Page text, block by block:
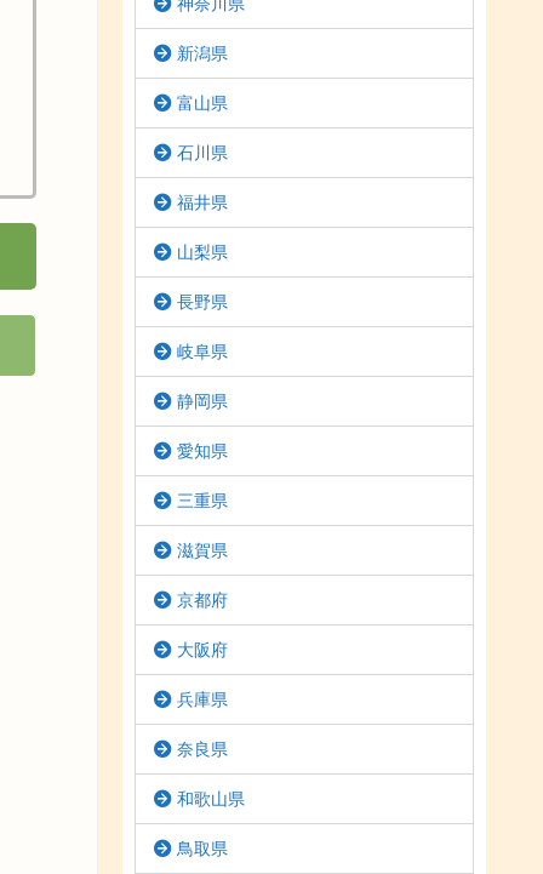
新潟県
富山県
石川県
福井県
山梨県
長野県
岐阜県
静岡県
愛知県
三重県
滋賀県
京都府
大阪府
兵庫県
奈良県
和歌山県
鳥取県